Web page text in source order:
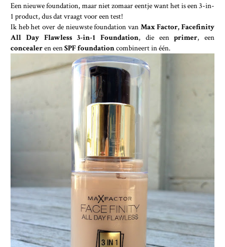
Een nieuwe foundation, maar niet zomaar eentje want het is een 3-in-
1 product, dus dat vraagt voor een test!
Ik heb het over de nieuwste foundation van Max Factor, Facefinity
All Day Flawless 3-in-1 Foundation, die eenprimer, een
concealeren eenSPF foundationcombineert in één.